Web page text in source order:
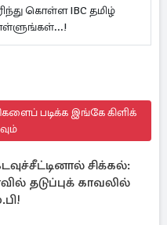
கொள்ள IBC தமிழ்
படிக்க இங்கே கிளிக்
சிக்கல்:
தடுப்புக் காவலில்